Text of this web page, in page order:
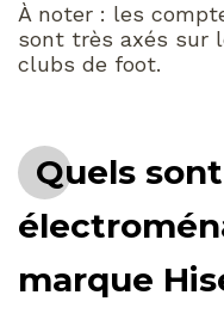
À noter : les
sont très axés sur
clubs de foot.
Quels
marque